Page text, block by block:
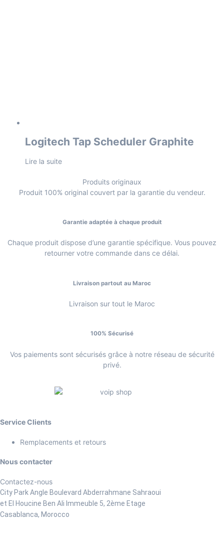
Logitech Tap Scheduler Graphite
Lire la suite
Produits originaux
Produit 100% original couvert par la garantie du vendeur.
Garantie adaptée à chaque produit
Chaque produit dispose d’une garantie spécifique. Vous pouvez
retourner votre commande dans ce délai.
Livraison partout au Maroc
Livraison sur tout le Maroc
100% Sécurisé
Vos paiements sont sécurisés grâce à notre réseau de sécurité
privé.
Service Clients
Remplacements et retours
Nous contacter
Contactez-nous
City Park Angle Boulevard Abderrahmane Sahraoui
et El Houcine Ben Ali Immeuble 5, 2ème Etage
Casablanca, Morocco